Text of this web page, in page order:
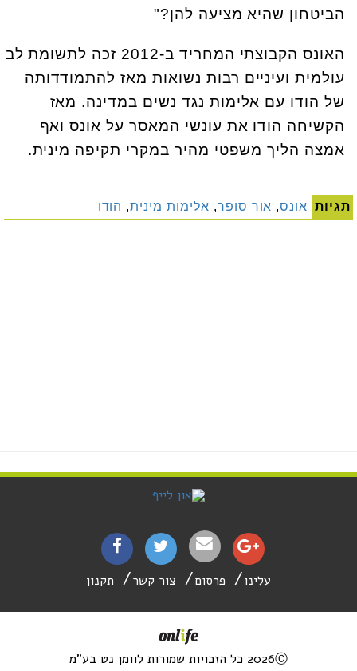
הביטחון שהיא מציעה להן?"
האונס הקבוצתי המחריד ב-2012 זכה לתשומת לב
עולמית ועיניים רבות נשואות מאז להתמודדותה
של הודו עם אלימות נגד נשים במדינה. מאז
הקשיחה הודו את עונשי המאסר על אונס ואף
אמצה הליך משפטי מהיר במקרי תקיפה מינית.
תגיות אונס, אור סופר, אלימות מינית, הודו
עלינו פרסום צור קשר תקנון
2026Ⓒ כל הזכויות שמורות לוומן נט בע"מ